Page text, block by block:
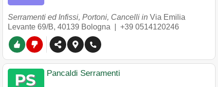
Serramenti ed Infissi, Portoni, Cancelli in Via Emilia
Levante 69/B, 40139 Bologna +39 0514120246
Pancaldi Serramenti